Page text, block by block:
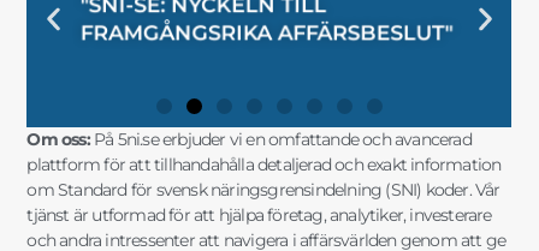
KODER OCH
MARKNADSANALYSER"
FRAMGÅNGSRIKA AFFÄRSBESLUT"
NÄRINGSLIVSINDELNING MED
FÖRDJUPAD INSIKT"
DATA FÖR SMARTA AFFÄRSVAL"
DIN FÖRETAGSUTVECKLING"
FÖRETAGSSTRATEGIER MED SNI
OCH MARKNADSANALYS"
AFFÄRSFRAMGÅNG MED EXAKT
SNI-INFORMATION"
STRATEGISK PLANERING"
KODER OCH
MARKNADSANALYSER"
FRAMGÅNGSRIKA AFFÄRSBESLUT"
NÄRINGSLIVSINDELNING MED
FÖRDJUPAD INSIKT"
DATA FÖR SMARTA AFFÄRSVAL"
DIN FÖRETAGSUTVECKLING"
FÖRETAGSSTRATEGIER MED SNI
OCH MARKNADSANALYS"
AFFÄRSFRAMGÅNG MED EXAKT
SNI-INFORMATION"
STRATEGISK PLANERING"
KODER OCH
MARKNADSANALYSER"
FRAMGÅNGSRIKA AFFÄRSBESLUT"
NÄRINGSLIVSINDELNING MED
FÖRDJUPAD INSIKT"
DATA FÖR SMARTA AFFÄRSVAL"
DIN FÖRETAGSUTVECKLING"
FÖRETAGSSTRATEGIER MED SNI
OCH MARKNADSANALYS"
AFFÄRSFRAMGÅNG MED EXAKT
SNI-INFORMATION"
STRATEGISK PLANERING"
Om oss:På 5ni.se erbjuder vi en omfattande och avancerad
plattform för att tillhandahålla detaljerad och exakt information
om Standard för svensk näringsgrensindelning (SNI) koder. Vår
tjänst är utformad för att hjälpa företag, analytiker, investerare
och andra intressenter att navigera i affärsvärlden genom att ge